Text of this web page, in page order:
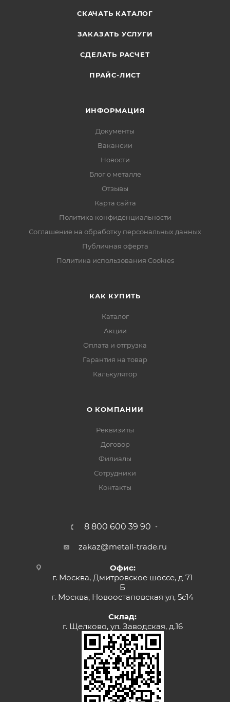
СКАЧАТЬ КАТАЛОГ
ЗАКАЗАТЬ УСЛУГИ
СДЕЛАТЬ РАСЧЕТ
ПРАЙС-ЛИСТ
ИНФОРМАЦИЯ
Документы
Вакансии
Новости
Блог о металле
Отзывы
Карта сайта
Политика конфиденциальности
Соглашение на обработку персональных данных
Публичная оферта
Политика использования Cookies
КАК КУПИТЬ
Каталог
Акции
Оплата и отгрузка
Гарантия на товар
Калькулятор
О КОМПАНИИ
Реквизиты
Договор
Филиалы
Сотрудники
Контакты
8 800 600 39 90
zakaz@metall-trade.ru
Офис:
г. Москва, Дмитровское шоссе, д 71
Б
г. Москва, Новоостаповская ул, 5с14
Склад:
г. Щелково, ул. Заводская, д.16